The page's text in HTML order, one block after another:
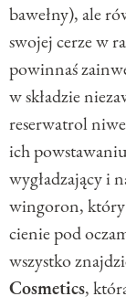
bawełny), ale
swojej cerze w
powinnaś
w składzie
reserwatrol
ich
wygładzający i
wingoron,
cienie pod
wszystko
Cosmetics,